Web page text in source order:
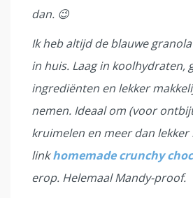
dan. 😉
Ik heb altijd de blauwe
in huis. Laag in koolhydraten,
ingrediënten en lekker
nemen. Ideaal om (voor
kruimelen en meer dan lekker
linkhomemade crunchy
erop. Helemaal Mandy-proof.